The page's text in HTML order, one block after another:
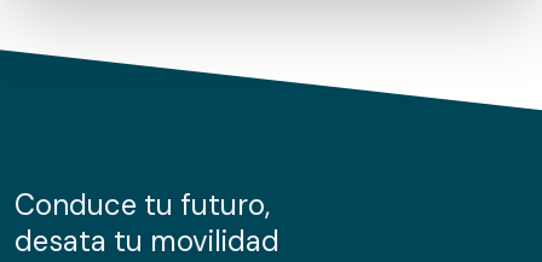
de cookies.
información sobre el uso que haga del sitio web con
nuestros partners de redes sociales, publicidad y análisis
Conduce tu futuro,
desata tu movilidad